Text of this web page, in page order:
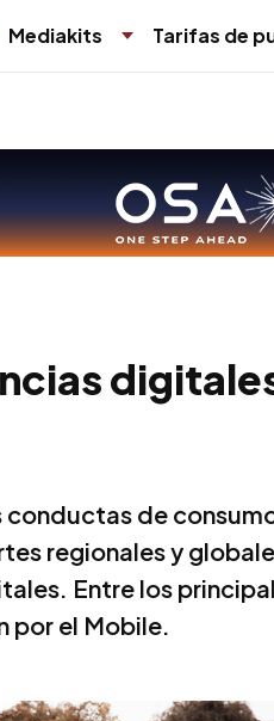
Mediakits Tarifas de
conductas de
regionales y
Entre los
por el Mobile.